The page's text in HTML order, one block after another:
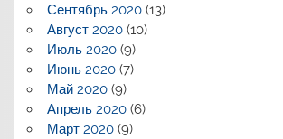
Сентябрь 2020(13)
Август 2020(10)
Июль 2020(9)
Июнь 2020(7)
Май 2020(9)
Апрель 2020(6)
Март 2020(9)